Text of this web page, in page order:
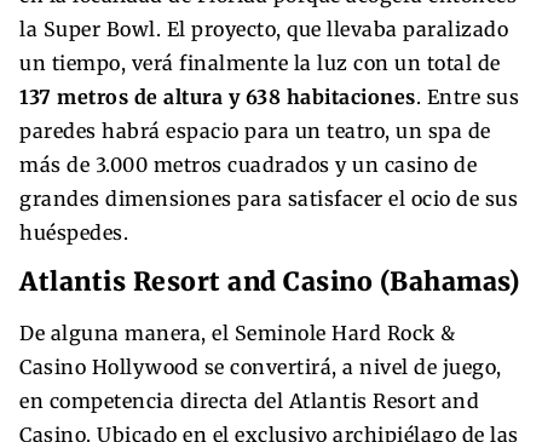
la Super Bowl. El proyecto, que llevaba paralizado
un tiempo, verá finalmente la luz con un total de
137 metros de altura y 638 habitaciones. Entre sus
paredes habrá espacio para un teatro, un spa de
más de 3.000 metros cuadrados y un casino de
grandes dimensiones para satisfacer el ocio de sus
huéspedes.
Atlantis Resort and Casino (Bahamas)
De alguna manera, el Seminole Hard Rock &
Casino Hollywood se convertirá, a nivel de juego,
en competencia directa del Atlantis Resort and
Casino. Ubicado en el exclusivo archipiélago de las